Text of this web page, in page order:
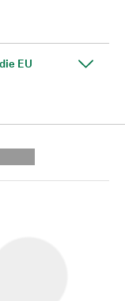
EU